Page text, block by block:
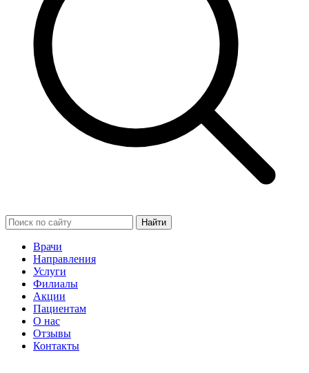
Найти
Врачи
Направления
Услуги
Филиалы
Акции
Пациентам
О нас
Отзывы
Контакты